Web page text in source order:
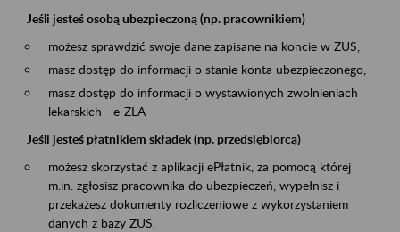
Jeśli jesteś osobą ubezpieczoną (np. pracownikiem)
możesz sprawdzić swoje dane zapisane na koncie w ZUS,
masz dostęp do informacji o stanie konta ubezpieczonego,
masz dostęp do informacji o wystawionych zwolnieniach
lekarskich - e-ZLA
Jeśli jesteś płatnikiem składek (np. przedsiębiorcą)
możesz skorzystać z aplikacji ePłatnik, za pomocą której
m.in. zgłosisz pracownika do ubezpieczeń, wypełnisz i
przekażesz dokumenty rozliczeniowe z wykorzystaniem
danych z bazy ZUS,